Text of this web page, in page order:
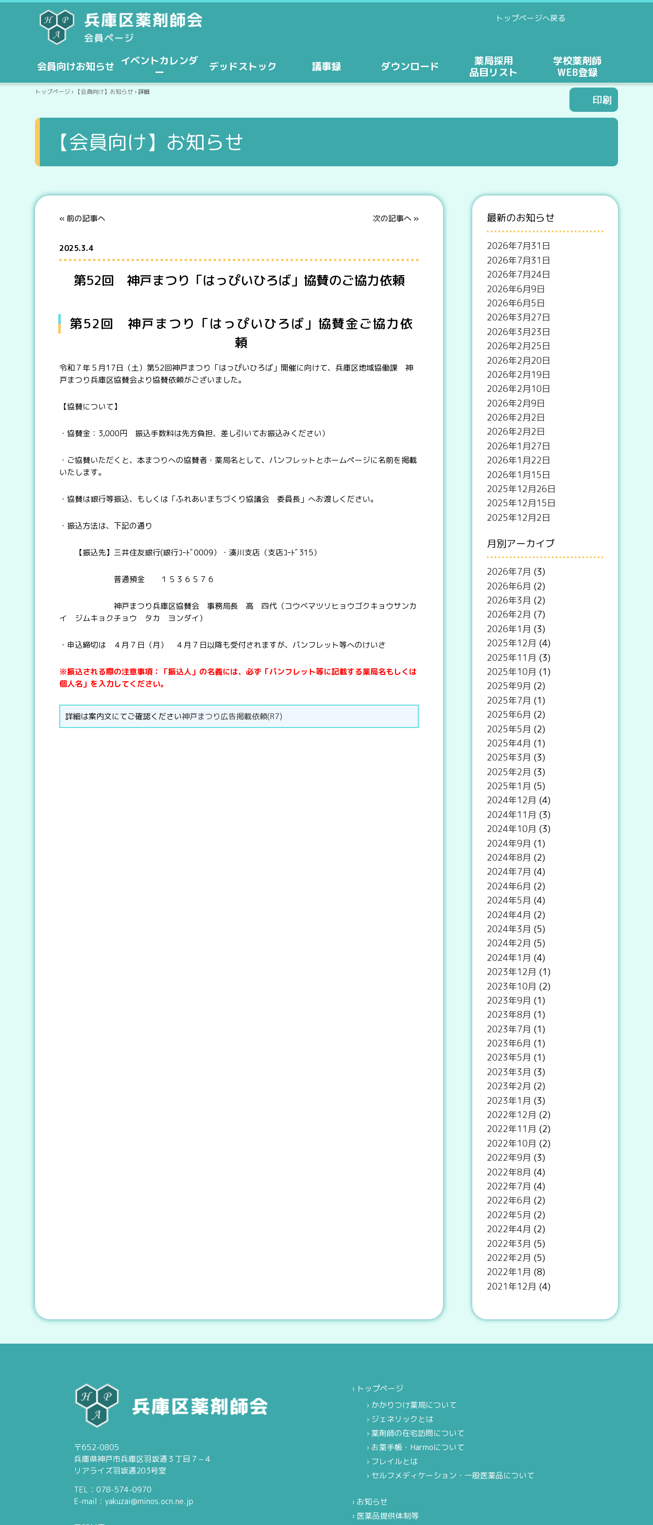
トップページへ戻る
会員向けお知らせ イベントカレンダ
ー
デッドストック 議事録 ダウンロード
薬局採用
品目リスト
学校薬剤師
WEB登録
トップページ › 【会員向け】お知らせ › 詳細
印刷
【会員向け】お知らせ
« 前の記事へ 次の記事へ »
2025.3.4
第52回 神戸まつり「はっぴいひろば」協賛のご協力依頼
第52回 神戸まつり「はっぴいひろば」協賛金ご協力依
頼
令和７年５月17日（土）第52回神戸まつり「はっぴいひろば」開催に向けて、兵庫区地域協働課 神
戸まつり兵庫区協賛会より協賛依頼がございました。
【協賛について】
・協賛金：3,000円 振込手数料は先方負担、差し引いてお振込みください）
・ご協賛いただくと、本まつりへの協賛者・薬局名として、パンフレットとホームページに名前を掲載
いたします。
・協賛は銀行等振込、もしくは「ふれあいまちづくり協議会 委員長」へお渡しください。
・振込方法は、下記の通り
【振込先】三井住友銀行(銀行ｺｰﾄﾞ0009）・湊川支店（支店ｺｰﾄﾞ315）
普通預金 １５３６５７６
神戸まつり兵庫区協賛会 事務局長 高 四代（コウベマツリヒョウゴクキョウサンカ
イ ジムキョクチョウ タカ ヨンダイ）
・申込締切は ４月７日（月） ４月７日以降も受付されますが、パンフレット等へのけいさ
※振込される際の注意事項：「振込人」の名義には、必ず「パンフレット等に記載する薬局名もしくは
個人名」を入力してください。
詳細は案内文にてご確認ください神戸まつり広告掲載依頼(R7)
最新のお知らせ
2026年7月31日
2026年7月31日
2026年7月24日
2026年6月9日
2026年6月5日
2026年3月27日
2026年3月23日
2026年2月25日
2026年2月20日
2026年2月19日
2026年2月10日
2026年2月9日
2026年2月2日
2026年2月2日
2026年1月27日
2026年1月22日
2026年1月15日
2025年12月26日
2025年12月15日
2025年12月2日
月別アーカイブ
2026年7月 (3)
2026年6月 (2)
2026年3月 (2)
2026年2月 (7)
2026年1月 (3)
2025年12月 (4)
2025年11月 (3)
2025年10月 (1)
2025年9月 (2)
2025年7月 (1)
2025年6月 (2)
2025年5月 (2)
2025年4月 (1)
2025年3月 (3)
2025年2月 (3)
2025年1月 (5)
2024年12月 (4)
2024年11月 (3)
2024年10月 (3)
2024年9月 (1)
2024年8月 (2)
2024年7月 (4)
2024年6月 (2)
2024年5月 (4)
2024年4月 (2)
2024年3月 (5)
2024年2月 (5)
2024年1月 (4)
2023年12月 (1)
2023年10月 (2)
2023年9月 (1)
2023年8月 (1)
2023年7月 (1)
2023年6月 (1)
2023年5月 (1)
2023年3月 (3)
2023年2月 (2)
2023年1月 (3)
2022年12月 (2)
2022年11月 (2)
2022年10月 (2)
2022年9月 (3)
2022年8月 (4)
2022年7月 (4)
2022年6月 (2)
2022年5月 (2)
2022年4月 (2)
2022年3月 (5)
2022年2月 (5)
2022年1月 (8)
2021年12月 (4)
トップページ
かかりつけ薬局について
ジェネリックとは
薬剤師の在宅訪問について
お薬手帳・Harmoについて
フレイルとは
セルフメディケーション・一般医薬品について
お知らせ
医薬品提供体制等
〒652-0805
兵庫県神戸市兵庫区羽坂通３丁目７−４
リアライズ羽坂通203号室
TEL：078-574-0970
E-mail：yakuzai@minos.ocn.ne.jp